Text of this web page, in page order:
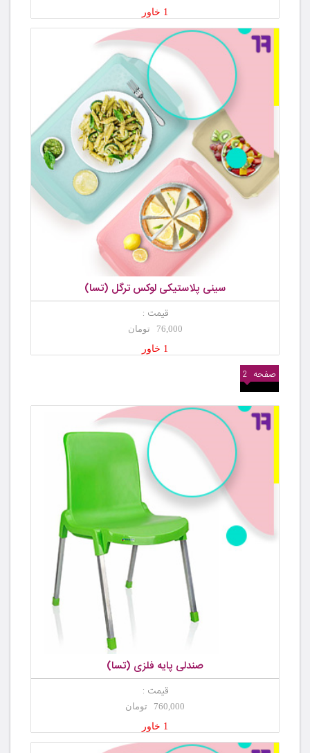
1 خاور
سینی پلاستیکی لوکس ترگل (تسا)
قیمت :
76,000 تومان
1 خاور
صفحه 2
صندلی پایه فلزی (تسا)
قیمت :
760,000 تومان
1 خاور